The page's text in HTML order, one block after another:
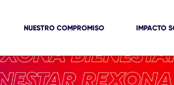
NUESTRO COMPROMISO IMPACTO